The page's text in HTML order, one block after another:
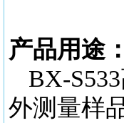
产品用途：
BX-
外测量样